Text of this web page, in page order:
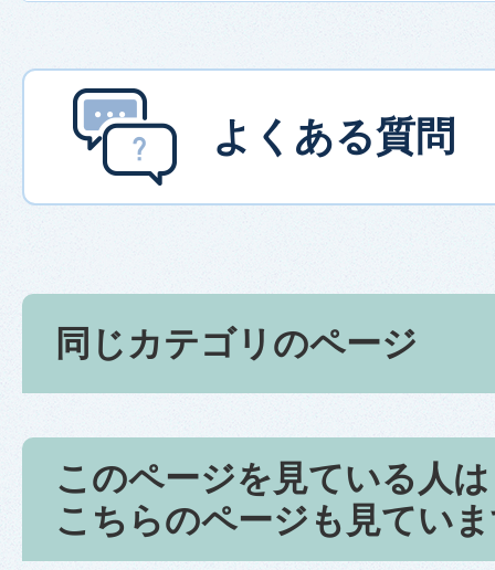
よくある質問
同じカテゴリのページ
このページを見ている人は
こちらのページも見てい